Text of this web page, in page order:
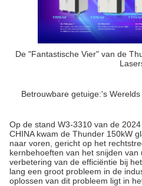
De "Fantastische Vier" van de
Betrouwbare getuige:'s
Op de stand W3-3310 van de
CHINA kwam de Thunder 150kW
naar voren, gericht op het
kernbehoeften van het snijden van
verbetering van de efficiëntie bij
lang een groot probleem in de
oplossen van dit probleem ligt in